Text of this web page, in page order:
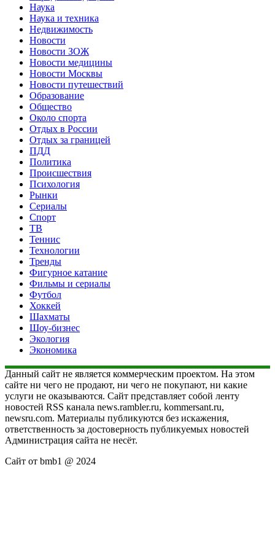
Наука
Наука и техника
Недвижимость
Новости
Новости ЗОЖ
Новости медицины
Новости Москвы
Новости путешествий
Образование
Общество
Около спорта
Отдых в России
Отдых за границей
ПДД
Политика
Происшествия
Психология
Рынки
Сериалы
Спорт
ТВ
Теннис
Технологии
Тренды
Фигурное катание
Фильмы и сериалы
Футбол
Хоккей
Шахматы
Шоу-бизнес
Экология
Экономика
Данный сайт не является коммерческим проектом. На этом
сайте ни чего не продают, ни чего не покупают, ни какие
услуги не оказываются. Сайт представляет собой ленту
новостей RSS канала news.rambler.ru, kommersant.ru,
newsru.com. Материалы публикуются без искажения,
ответственность за достоверность публикуемых новостей
Администрация сайта не несёт.
Сайт от bmb1 @ 2024